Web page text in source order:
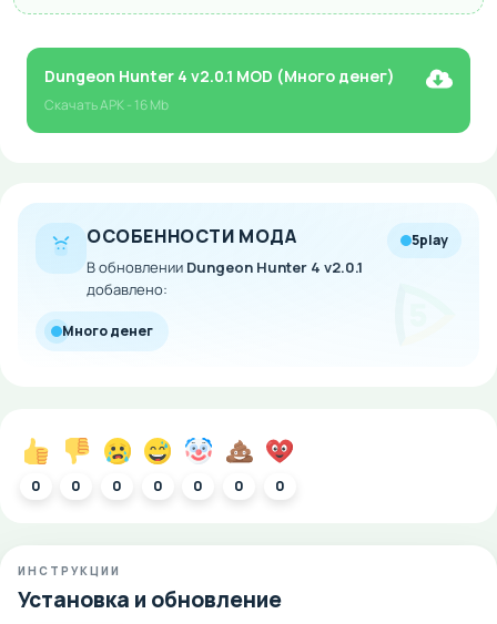
Dungeon Hunter 4 v2.0.1 MOD (Много денег)
СкачатьAPK- 16 Mb
ОСОБЕННОСТИ МОДА
В обновлении Dungeon Hunter 4 v2.0.1
добавлено:
5play
Много денег
0 0 0 0 0 0 0
ИНСТРУКЦИИ
Установка и обновление